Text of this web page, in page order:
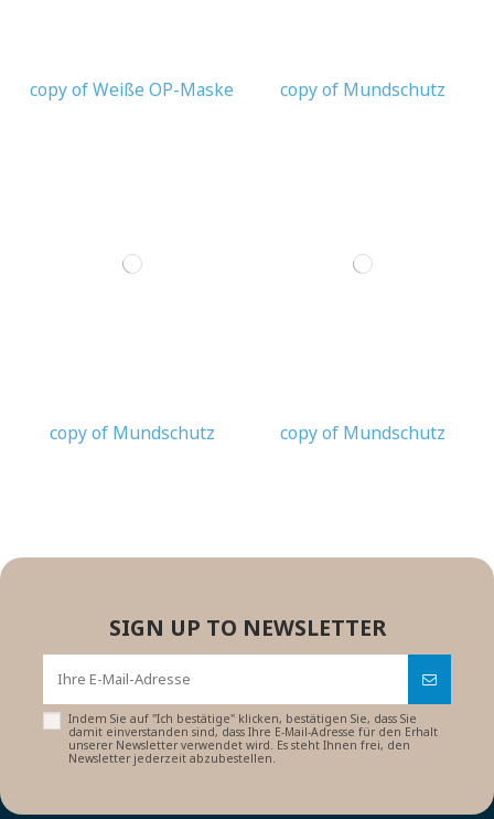
copy of Weiße OP-Maske copy of Mundschutz
copy of Mundschutz copy of Mundschutz
SIGN UP TO NEWSLETTER
Indem Sie auf "Ich bestätige" klicken, bestätigen Sie, dass Sie
damit einverstanden sind, dass Ihre E-Mail-Adresse für den Erhalt
unserer Newsletter verwendet wird. Es steht Ihnen frei, den
Newsletter jederzeit abzubestellen.